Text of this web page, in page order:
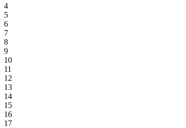
4
5
6
7
8
9
10
11
12
13
14
15
16
17